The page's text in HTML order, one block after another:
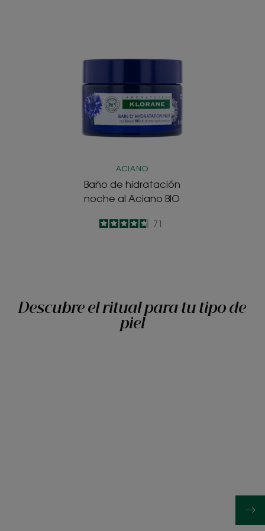
de
noche
al
Aciano
BIO
ACIANO
Baño de hidratación
noche al Aciano BIO
4.7
/
5
71
Descubre el ritual para tu tipo de
piel